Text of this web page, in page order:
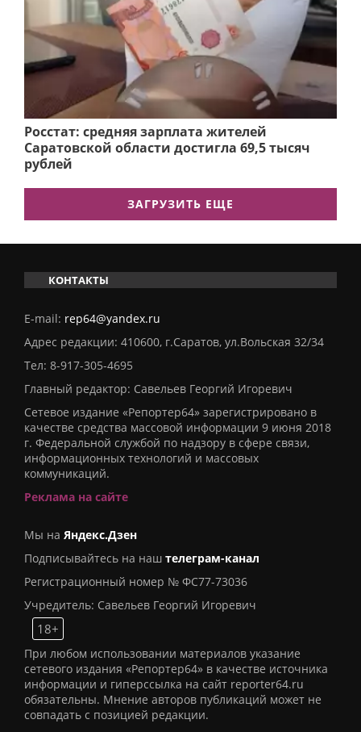
Росстат: средняя зарплата жителей
Саратовской области достигла 69,5 тысяч
рублей
ЗАГРУЗИТЬ ЕЩЕ
КОНТАКТЫ
E-mail: rep64@yandex.ru
Адрес редакции: 410600, г.Саратов, ул.Вольская 32/34
Тел: 8-917-305-4695
Главный редактор: Савельев Георгий Игоревич
Сетевое издание «Репортер64» зарегистрировано в
качестве средства массовой информации 9 июня 2018
г. Федеральной службой по надзору в сфере связи,
информационных технологий и массовых
коммуникаций.
Реклама на сайте
Мы на Яндекс.Дзен
Подписывайтесь на наш телеграм-канал
Регистрационный номер № ФС77-73036
Учредитель: Савельев Георгий Игоревич
18+
При любом использовании материалов указание
сетевого издания «Репортер64» в качестве источника
информации и гиперссылка на сайт reporter64.ru
обязательны. Мнение авторов публикаций может не
совпадать с позицией редакции.